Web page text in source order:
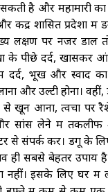
है और महामारी
केंद्र शासित प्रदेशों
लक्षण पर नजर डालें
के पीछे दर्द, खासकर
दर्द, भूख और स्वाद
और उल्टी होना।
से खून आना, त्वचा पर
सांस लेने में तकलीफ
से संपर्क करें। डेंगू के
ही सबसे बेहतर उपाय
इसके लिए घर में